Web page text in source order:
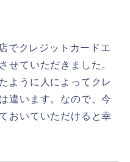
でクレジットカードエ
せていただきました。
ように人によってクレ
違います。なので、今
おいていただけると幸